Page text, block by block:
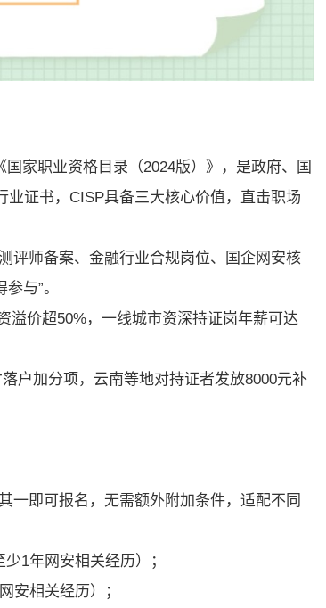
家职业资格目录（2024版）》，是政府、国
业证书，CISP具备三大核心价值，直击职场
评师备案、金融行业合规岗位、国企网安核
与”。
溢价超50%，一线城市资深持证岗年薪可达
户加分项，云南等地对持证者发放8000元补
一即可报名，无需额外附加条件，适配不同
1年网安相关经历）；
安相关经历）；